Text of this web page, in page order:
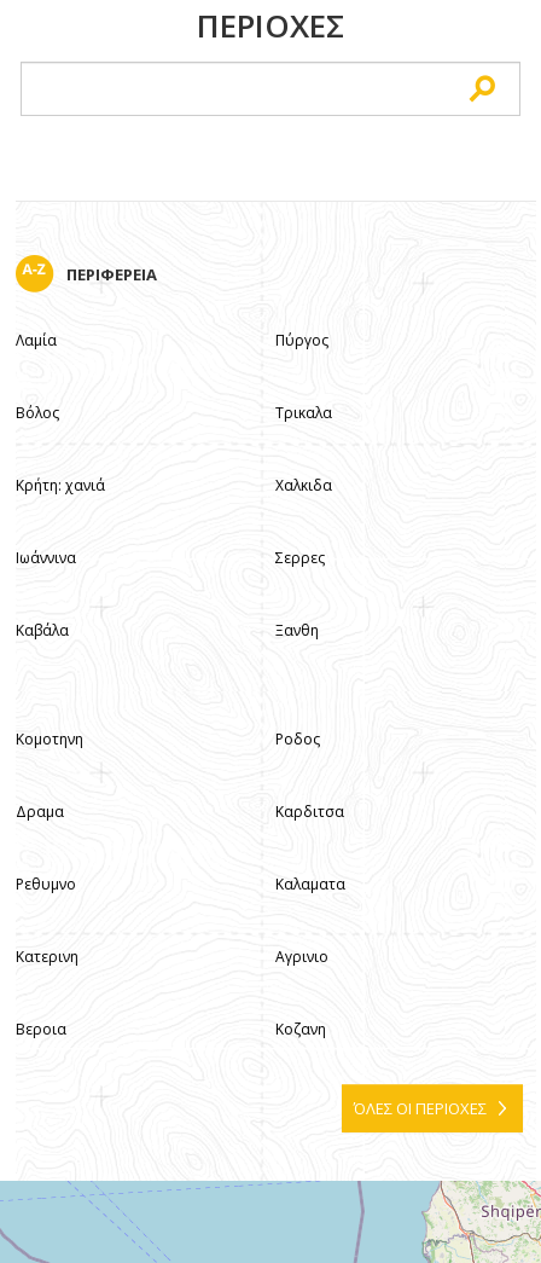
ΠΕΡΙΟΧΕΣ
ΠΕΡΙΦΕΡΕΙΑ
Λαμία
Βόλος
Κρήτη: χανιά
Ιωάννινα
Καβάλα
Πύργος
Τρικαλα
Χαλκιδα
Σερρες
Ξανθη
Κομοτηνη
Δραμα
Ρεθυμνο
Κατερινη
Βεροια
Ροδος
Καρδιτσα
Καλαματα
Αγρινιο
Κοζανη
ΌΛΕΣ ΟΙ ΠΕΡΙΟΧΕΣ